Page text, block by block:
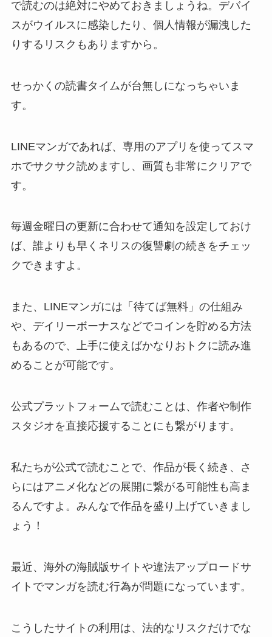
で読むのは絶対にやめておきましょうね。デバイ
スがウイルスに感染したり、個人情報が漏洩した
りするリスクもありますから。
せっかくの読書タイムが台無しになっちゃいま
す。
LINEマンガであれば、専用のアプリを使ってスマ
ホでサクサク読めますし、画質も非常にクリアで
す。
毎週金曜日の更新に合わせて通知を設定しておけ
ば、誰よりも早くネリスの復讐劇の続きをチェッ
クできますよ。
また、LINEマンガには「待てば無料」の仕組み
や、デイリーボーナスなどでコインを貯める方法
もあるので、上手に使えばかなりおトクに読み進
めることが可能です。
公式プラットフォームで読むことは、作者や制作
スタジオを直接応援することにも繋がります。
私たちが公式で読むことで、作品が長く続き、さ
らにはアニメ化などの展開に繋がる可能性も高ま
るんですよ。みんなで作品を盛り上げていきまし
ょう！
最近、海外の海賊版サイトや違法アップロードサ
イトでマンガを読む行為が問題になっています。
こうしたサイトの利用は、法的なリスクだけでな